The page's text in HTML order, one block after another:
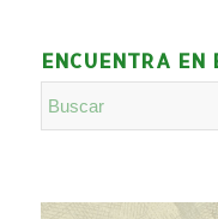
ENCUENTRA EN